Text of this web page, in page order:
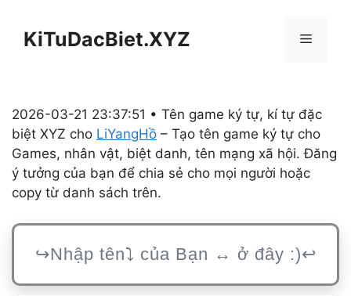
KiTuDacBiet.XYZ Menu
2026-03-21 23:37:51 • Tên game ký tự, kí tự đặc
biệt XYZ cho LiYangHồ – Tạo tên game ký tự cho
Games, nhân vật, biệt danh, tên mạng xã hội. Đăng
ý tưởng của bạn để chia sẻ cho mọi người hoặc
copy từ danh sách trên.